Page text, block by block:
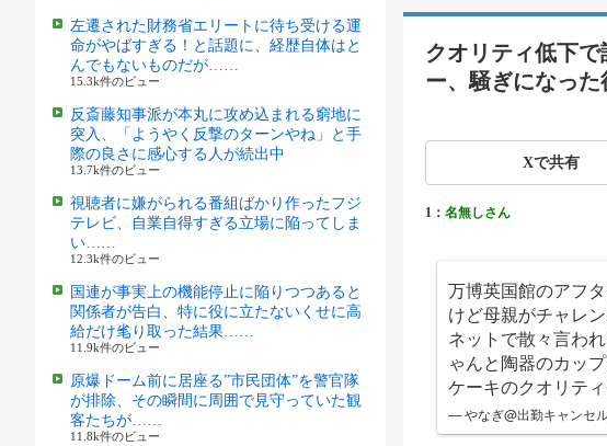
左遷された財務省エリートに待ち受ける運
命がやばすぎる！と話題に、経歴自体はと
んでもないものだが……
15.3k件のビュー
反斎藤知事派が本丸に攻め込まれる窮地に
突入、「ようやく反撃のターンやね」と手
際の良さに感心する人が続出中
13.7k件のビュー
視聴者に嫌がられる番組ばかり作ったフジ
テレビ、自業自得すぎる立場に陥ってしま
い……
12.3k件のビュー
国連が事実上の機能停止に陥りつつあると
関係者が告白、特に役に立たないくせに高
給だけ毟り取った結果……
11.9k件のビュー
原爆ドーム前に居座る”市民団体”を警官隊
が排除、その瞬間に周囲で見守っていた観
客たちが……
11.8k件のビュー
クオリティ低下
ー、騒ぎになっ
Xで共有
1： 名無しさん
万博英国館のアフ
けど母親がチャレ
ネットで散々言わ
ゃんと陶器のカッ
ケーキのクオリテ
— やなぎ@出勤キャンセ